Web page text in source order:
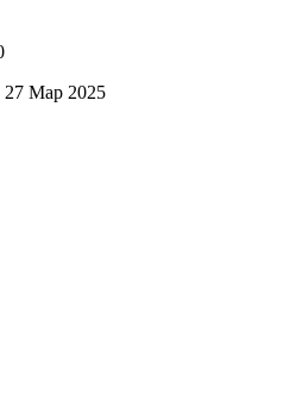
27 Мар 2025